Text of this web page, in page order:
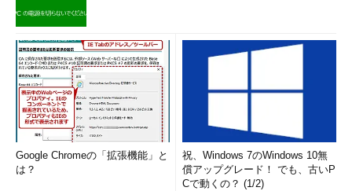
Google Chromeの「拡張機能」と
は？
祝、Windows 7のWindows 10無
償アップグレード！ でも、古いP
Cで動くの？ (1/2)